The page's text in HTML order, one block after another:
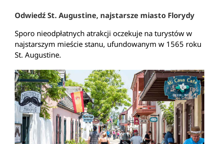
Odwiedź St. Augustine, najstarsze miasto Florydy
Sporo nieodpłatnych atrakcji oczekuje na turystów w
najstarszym mieście stanu, ufundowanym w 1565 roku
St. Augustine.